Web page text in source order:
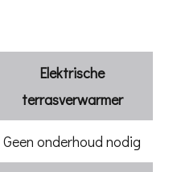
Elektrische
terrasverwarmer
Geen onderhoud nodig